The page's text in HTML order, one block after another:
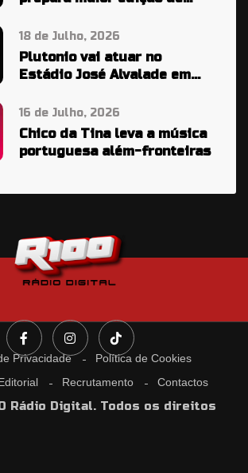
18 de Julho, 2026
Plutonio vai atuar no
Estádio José Alvalade em
16 de Julho, 2026
Chico da Tina leva a música
portuguesa além-fronteiras
Privacidade
Política de Cookies
Recrutamento Contactos
Rádio Digital. Todos os direitos